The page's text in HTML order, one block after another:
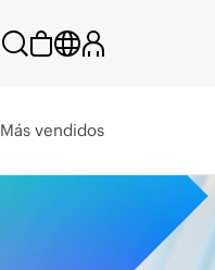
Más vendidos